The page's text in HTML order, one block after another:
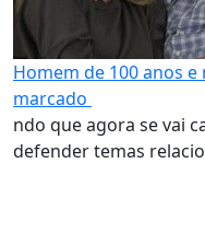
Homem de 100 anos
marcado
ndo que agora se vai
defender temas